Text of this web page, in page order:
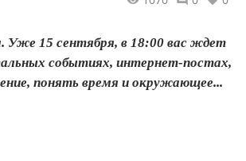
Уже 15 сентября, в 18:00 вас ждет
событиях, интернет-постах,
понять время и окружающее...